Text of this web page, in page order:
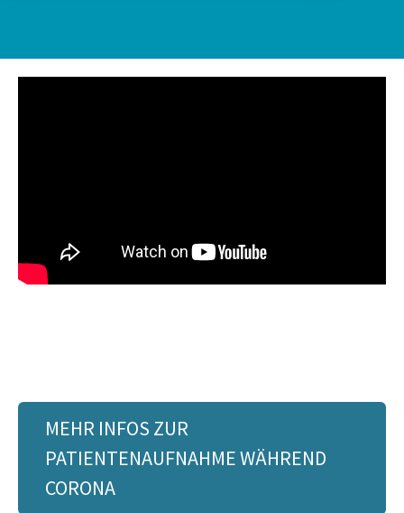
MEHR INFOS ZUR
PATIENTENAUFNAHME WÄHREND
CORONA